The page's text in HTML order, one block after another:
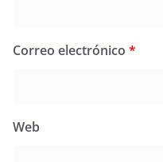
Correo electrónico *
Web